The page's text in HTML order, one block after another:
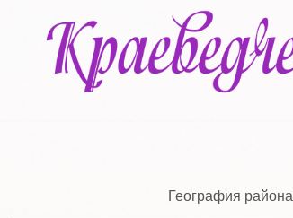
Перейти
содержимому
География района